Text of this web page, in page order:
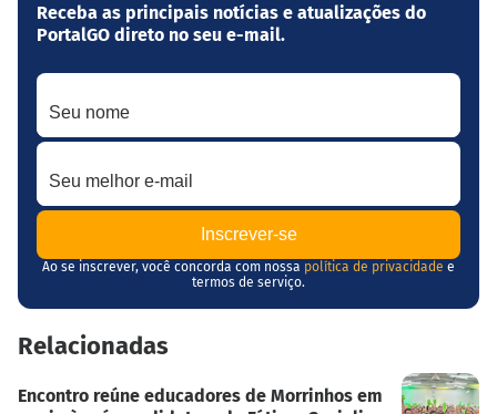
Receba as principais notícias e atualizações do
PortalGO direto no seu e-mail.
Seu nome
Seu melhor e-mail
Ao se inscrever, você concorda com nossa política de privacidade e
termos de serviço.
Relacionadas
Encontro reúne educadores de Morrinhos em